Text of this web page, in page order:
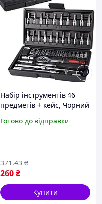
Набір інструментів 46
предметів + кейс, Чорний
для авто / Ключі
Готово до відправки
260₴
371.43 ₴
Купити